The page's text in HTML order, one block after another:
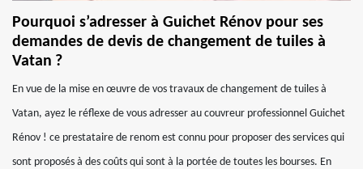
Pourquoi s’adresser à Guichet Rénov pour ses
demandes de devis de changement de tuiles à
Vatan ?
En vue de la mise en œuvre de vos travaux de changement de tuiles à
Vatan, ayez le réflexe de vous adresser au couvreur professionnel Guichet
Rénov ! ce prestataire de renom est connu pour proposer des services qui
sont proposés à des coûts qui sont à la portée de toutes les bourses. En